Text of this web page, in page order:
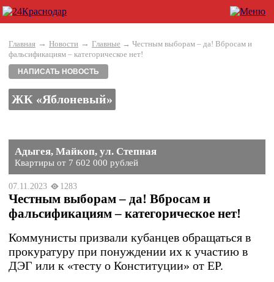
Главная → Новости → Главные → Честным выборам – да! Вбросам и
фальсификациям – категорическое нет!
НАПИСАТЬ НОВОСТЬ
ЖК «Яблоневый»
Адыгея, Майкоп, ул. Степная
Квартиры от 7 602 000 рублей
07.11.2023 1283
Честным выборам – да! Вбросам и
фальсификациям – категорическое нет!
Коммунисты призвали кубанцев обращаться в
прокуратуру при понуждении их к участию в
ДЭГ или к «тесту о Конституции» от ЕР.